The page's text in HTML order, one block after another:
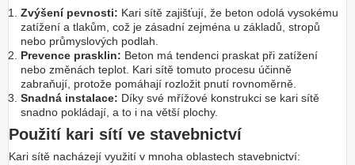
Zvýšení pevnosti: Kari sítě zajišťují, že beton odolá vysokému
zatížení a tlakům, což je zásadní zejména u základů, stropů
nebo průmyslových podlah.
Prevence prasklin: Beton má tendenci praskat při zatížení
nebo změnách teplot. Kari sítě tomuto procesu účinně
zabraňují, protože pomáhají rozložit pnutí rovnoměrně.
Snadná instalace: Díky své mřížové konstrukci se kari sítě
snadno pokládají, a to i na větší plochy.
Použití kari sítí ve stavebnictví
Kari sítě nacházejí využití v mnoha oblastech stavebnictví: